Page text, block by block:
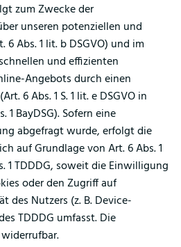
zum Zwecke der
unseren potenziellen und
Abs. 1 lit. b DSGVO) und im
und effizienten
Angebots durch einen
6 Abs. 1 S. 1 lit. e DSGVO in
BayDSG). Sofern eine
abgefragt wurde, erfolgt die
auf Grundlage von Art. 6 Abs. 1
1 TDDDG, soweit die Einwilligung
oder den Zugriff auf
des Nutzers (z. B. Device-
TDDDG umfasst. Die